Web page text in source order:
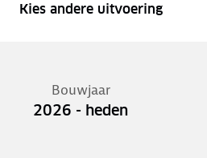
Kies andere uitvoering
Bouwjaar
2026 - heden